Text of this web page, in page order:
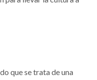
que se trata de una